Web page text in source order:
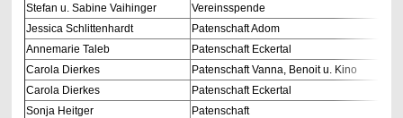
Stefan u. Sabine Vaihinger
Vereinsspende
Jessica Schlittenhardt
Patenschaft Adom
Annemarie Taleb
Patenschaft Eckertal
Carola Dierkes
Patenschaft Vanna, Benoit u. Kino
Carola Dierkes
Patenschaft Eckertal
Sonja Heitger
Patenschaft